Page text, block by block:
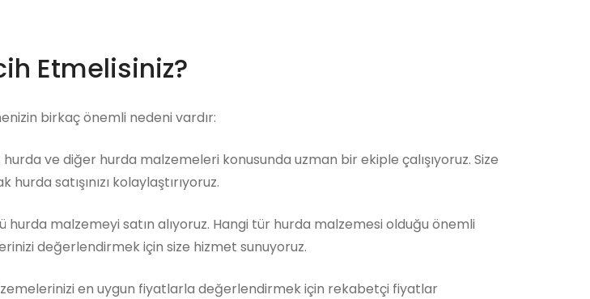
Etmelisiniz?
birkaç önemli nedeni vardır:
ve diğer hurda malzemeleri konusunda uzman bir ekiple çalışıyoruz. Size
satışınızı kolaylaştırıyoruz.
hurda malzemeyi satın alıyoruz. Hangi tür hurda malzemesi olduğu önemli
değerlendirmek için size hizmet sunuyoruz.
en uygun fiyatlarla değerlendirmek için rekabetçi fiyatlar